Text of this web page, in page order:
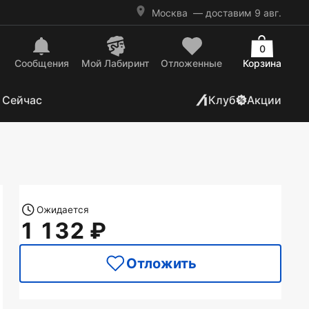
Москва — доставим 9 авг.
Сообщения Mой Лабиринт Отложенные Корзина
0
Клуб Акции
Ожидается
1 132
Отложить